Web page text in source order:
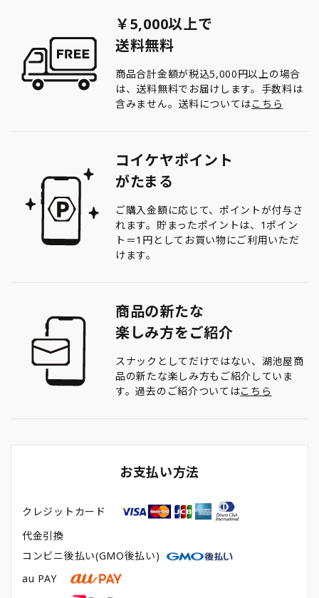
￥5,000以上で
送料無料
商品合計金額が税込5,000円以上の場合
は、送料無料でお届けします。手数料は
含みません。送料についてはこちら
コイケヤポイント
がたまる
ご購入金額に応じて、ポイントが付与さ
れます。貯まったポイントは、1ポイン
ト＝1円としてお買い物にご利用いただ
けます。
商品の新たな
楽しみ方をご紹介
スナックとしてだけではない、湖池屋商
品の新たな楽しみ方もご紹介していま
す。過去のご紹介ついてはこちら
お支払い方法
クレジットカード
代金引換
コンビニ後払い(GMO後払い)
au PAY